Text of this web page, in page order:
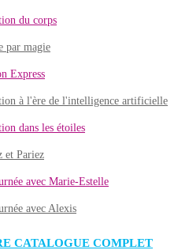
du corps
par magie
Express
à l'ère de l'intelligence artificielle
dans les étoiles
et Pariez
avec Marie-Estelle
avec Alexis
CATALOGUE COMPLET